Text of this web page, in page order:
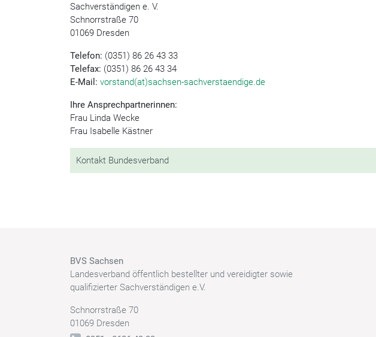
Sachverständigen e. V.
Schnorrstraße 70
01069 Dresden
Telefon: (0351) 86 26 43 33
Telefax: (0351) 86 26 43 34
E-Mail: vorstand(at)sachsen-sachverstaendige.de
Ihre Ansprechpartnerinnen:
Frau Linda Wecke
Frau Isabelle Kästner
Kontakt Bundesverband
BVS Sachsen
Landesverband öffentlich bestellter und vereidigter sowie
qualifizierter Sachverständigen e.V.
Schnorrstraße 70
01069 Dresden